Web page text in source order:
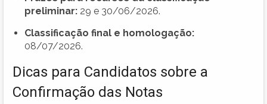
preliminar: 29 e 30/06/2026.
Classificação final e homologação:
08/07/2026.
Dicas para Candidatos sobre a
Confirmação das Notas